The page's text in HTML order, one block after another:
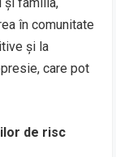
în comunitate
și la
care pot
de risc